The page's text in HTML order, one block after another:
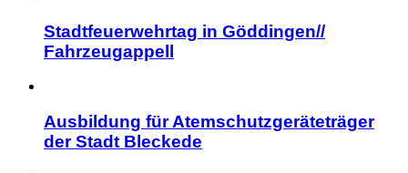
Stadtfeuerwehrtag in Göddingen//
Fahrzeugappell
Ausbildung für Atemschutzgeräteträger
der Stadt Bleckede